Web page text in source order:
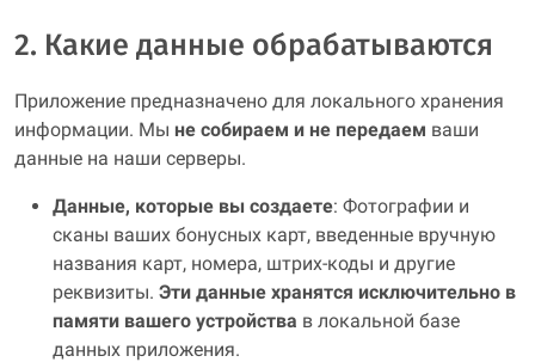
2. Какие данные обрабатываются
Приложение предназначено для локального хранения
информации. Мы не собираем и не передаем ваши
данные на наши серверы.
Данные, которые вы создаете: Фотографии и
сканы ваших бонусных карт, введенные вручную
названия карт, номера, штрих-коды и другие
реквизиты. Эти данные хранятся исключительно в
памяти вашего устройства в локальной базе
данных приложения.